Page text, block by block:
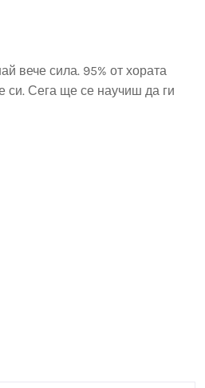
вече сила. 95% от хората
си. Сега ще се научиш да ги